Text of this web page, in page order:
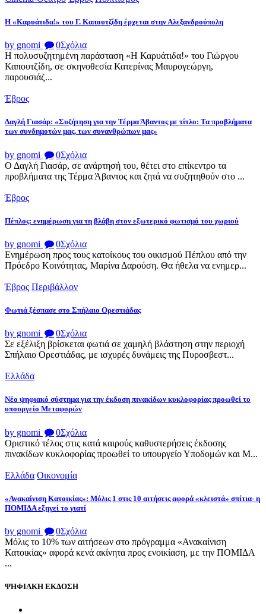
Η «Καρυάτιδα!» του Γ. Καπουτζίδη έρχεται στην Αλεξανδρούπολη
by gnomi 0Σχόλια
Η πολυσυζητημένη παράσταση «Η Καρυάτιδα!» του Γιώργου
Καπουτζίδη, σε σκηνοθεσία Κατερίνας Μαυρογεώργη,
παρουσιάζ...
Έβρος
Δαγλή Γιασάρ: «Συζήτηση για την Τέρμα Άβαντος με τίτλο: Τα προβλήματα
των συνδημοτών μας, των συνανθρώπων μας»
by gnomi 0Σχόλια
Ο Δαγλή Γιασάρ, σε ανάρτησή του, θέτει στο επίκεντρο τα
προβλήματα της Τέρμα Άβαντος και ζητά να συζητηθούν στο ...
Έβρος
Πέπλος: ενημέρωση για τη βλάβη στον εξωτερικό φωτισμό του χωριού
by gnomi 0Σχόλια
Ενημέρωση προς τους κατοίκους του οικισμού Πέπλου από την
Πρόεδρο Κοινότητας, Μαρίνα Δαρούση. Θα ήθελα να ενημερ...
Έβρος Περιβάλλον
Φωτιά ξέσπασε στο Σπήλαιο Ορεστιάδας
by gnomi 0Σχόλια
Σε εξέλιξη βρίσκεται φωτιά σε χαμηλή βλάστηση στην περιοχή
Σπήλαιο Ορεστιάδας, με ισχυρές δυνάμεις της Πυροσβεστ...
Ελλάδα
Νέο ψηφιακό σύστημα για την έκδοση πινακίδων κυκλοφορίας προωθεί το
υπουργείο Μεταφορών
by gnomi 0Σχόλια
Οριστικό τέλος στις κατά καιρούς καθυστερήσεις έκδοσης
πινακίδων κυκλοφορίας προωθεί το υπουργείο Υποδομών και Μ...
Ελλάδα Οικονομία
«Ανακαίνιση Κατοικίας»: Μόλις 1 στις 10 αιτήσεις αφορά «κλειστά» σπίτια- η
ΠΟΜΙΔΑ εξηγεί το γιατί
by gnomi 0Σχόλια
Μόλις το 10% των αιτήσεων στο πρόγραμμα «Ανακαίνιση
Κατοικίας» αφορά κενά ακίνητα προς ενοικίαση, με την ΠΟΜΙΔΑ
...
ΨΗΦΙΑΚΗ ΕΚΔΟΣΗ